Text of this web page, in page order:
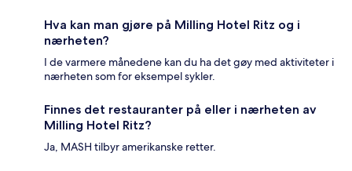
Hva kan man gjøre på Milling Hotel Ritz og i
nærheten?
I de varmere månedene kan du ha det gøy med aktiviteter i
nærheten som for eksempel sykler.
Finnes det restauranter på eller i nærheten av
Milling Hotel Ritz?
Ja, MASH tilbyr amerikanske retter.